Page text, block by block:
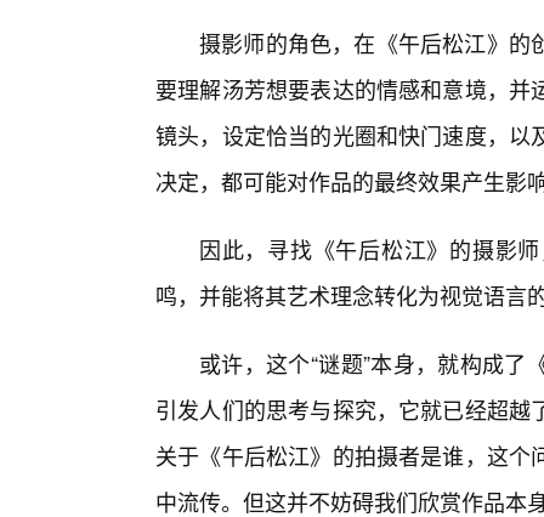
摄影师的角色，在《午后松江》的
要理解汤芳想要表达的情感和意境，
镜头，设定恰当的光圈和快门速度，
决定，都可能对作品的最终效果产生影
因此，寻找《午后松江》的摄影
鸣，并能将其艺术理念转化为视觉语言
或许，这个“谜题”本身，就构成
引发人们的思考与探究，它就已经超
关于《午后松江》的拍摄者是谁，这
中流传。但这并不妨碍我们欣赏作品本